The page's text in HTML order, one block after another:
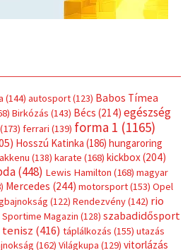
(144) autosport(123) Babos Tímea
Birkózás (143) Bécs (214) egészség
(173) ferrari (139) forma 1 (1165)
Hosszú Katinka (186) hungaroring
(138) karate (168) kickbox(204)
(448) Lewis Hamilton (168) magyar
Mercedes (244) motorsport(153) Opel
(122) Rendezvény(142) rio
Sportime Magazin (128) szabadidősport
tenisz (416) táplálkozás (155) utazás
(162) Világkupa (129) vitorlázás